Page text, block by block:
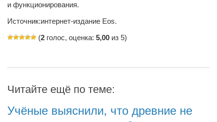
Евгений Полюхович
Ольга Чикина
Бизнес-партнёры
Косметологическое отделение КП Сумская
Оптика — Медтехника
и функционирования.
Источник:интернет-издание Eos.
(2 голос, оценка: 5,00 из 5)
Читайте ещё по теме:
Учёные выяснили, что древние не